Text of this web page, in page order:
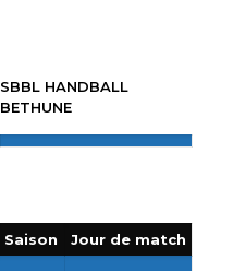
SBBL HANDBALL
BETHUNE
Saison
Jour de match